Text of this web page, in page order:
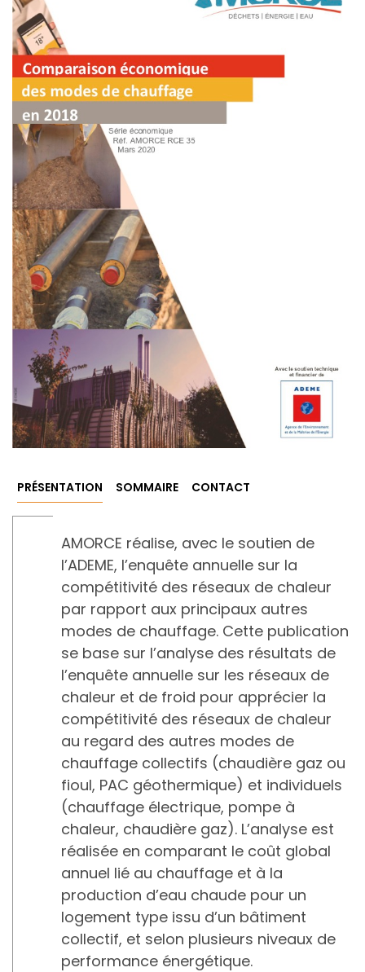
PRÉSENTATION SOMMAIRE CONTACT
AMORCE réalise, avec le soutien de
l’ADEME, l’enquête annuelle sur la
compétitivité des réseaux de chaleur
par rapport aux principaux autres
modes de chauffage. Cette publication
se base sur l’analyse des résultats de
l’enquête annuelle sur les réseaux de
chaleur et de froid pour apprécier la
compétitivité des réseaux de chaleur
au regard des autres modes de
chauffage collectifs (chaudière gaz ou
fioul, PAC géothermique) et individuels
(chauffage électrique, pompe à
chaleur, chaudière gaz). L’analyse est
réalisée en comparant le coût global
annuel lié au chauffage et à la
production d’eau chaude pour un
logement type issu d’un bâtiment
collectif, et selon plusieurs niveaux de
performance énergétique.